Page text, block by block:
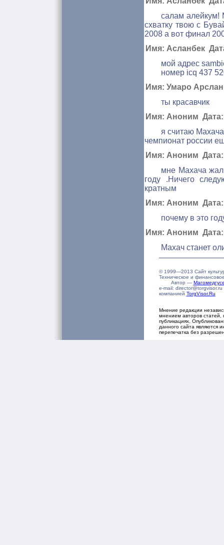
салам алейкум!
схватку твою с
2008 а вот финал
Имя: Асланбек
мой адрес
номер icq 437
Имя: Умаро Арслан
ты красавчик
Имя: Аноним Дата:
я считаю
чемпионат россии
Имя: Аноним Дата:
мне Махача
году .Ничего
кратным
Имя: Аноним Дата:
почему в это
Имя: Аноним Дата:
Махач станет
© 1999—2013 Сайт
Техническое и
Автор —
e-mail:
компанией TorgVisor.Ru
Мнение редакции
мнением авторов статей,
публикациях.
данного сайта являются
перепечатка без